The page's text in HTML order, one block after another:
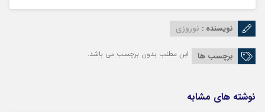
نویسنده : نوروزی
برچسب ها این مطلب بدون برچسب می باشد.
نوشته های مشابه